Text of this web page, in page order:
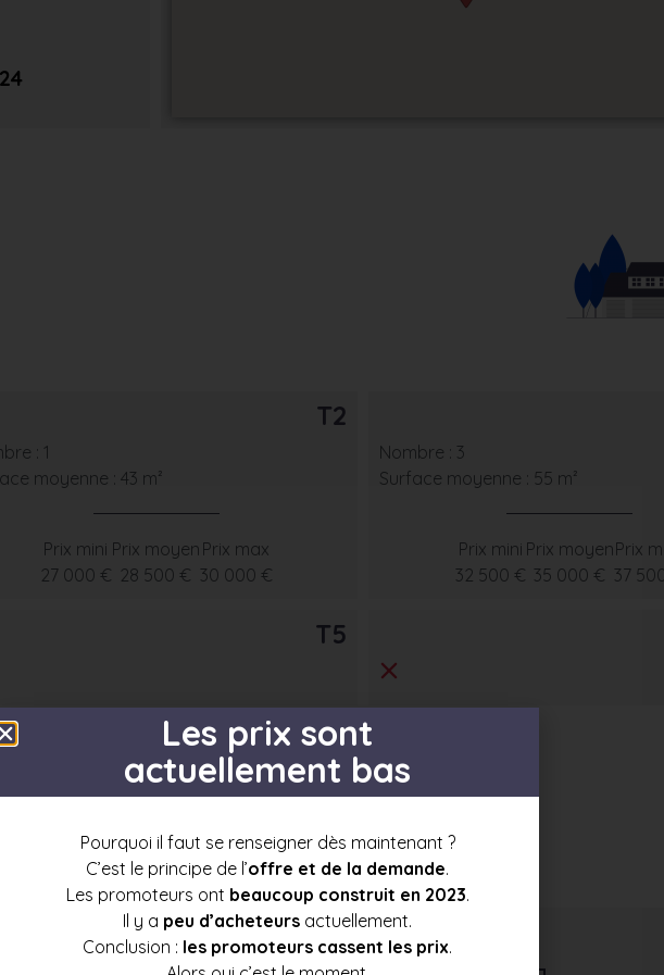
T2
: 1
moyenne : 43 m²
Prix mini
27 000 €
Prix moyen
28 500 €
Prix max
30 000 €
Nombre : 3
Surface moyenne : 55 m²
Prix mini
32 500 €
Prix moyen
35 000 €
Prix
37
T5
par étage
Les prix sont
actuellement bas
Pourquoi il faut se renseigner dès maintenant ?
C’est le principe de l’offre et de la demande.
Les promoteurs ont beaucoup construit en 2023.
Il y a peu d’acheteurs actuellement.
Conclusion : les promoteurs cassent les prix.